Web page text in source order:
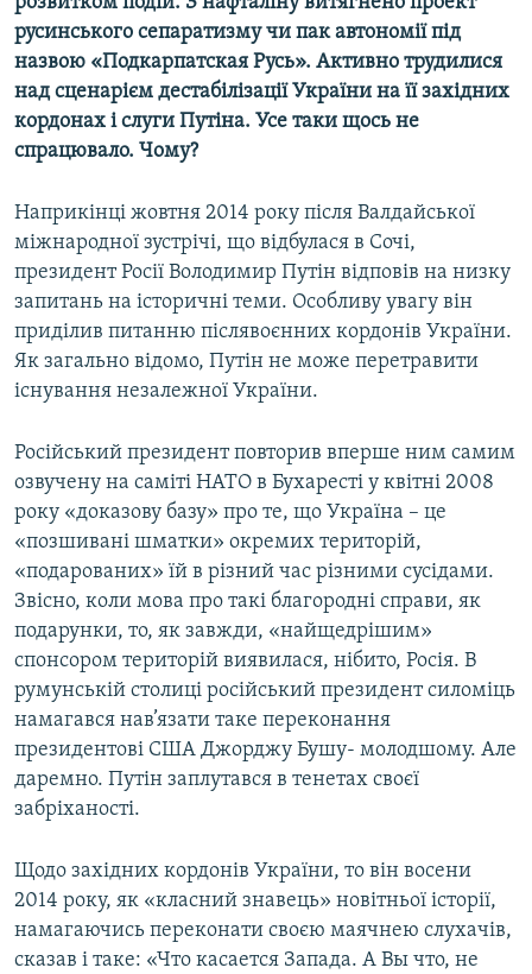
русинського сепаратизму чи пак автономії під
назвою «Подкарпатская Русь». Активно трудилися
над сценарієм дестабілізації України на її західних
кордонах і слуги Путіна. Усе таки щось не
спрацювало. Чому?
Наприкінці жовтня 2014 року після Валдайської
міжнародної зустрічі, що відбулася в Сочі,
президент Росії Володимир Путін відповів на низку
запитань на історичні теми. Особливу увагу він
приділив питанню післявоєнних кордонів України.
Як загально відомо, Путін не може перетравити
існування незалежної України.
Російський президент повторив вперше ним самим
озвучену на саміті НАТО в Бухаресті у квітні 2008
року «доказову базу» про те, що Україна – це
«позшивані шматки» окремих територій,
«подарованих» їй в різний час різними сусідами.
Звісно, коли мова про такі благородні справи, як
подарунки, то, як завжди, «найщедрішим»
спонсором територій виявилася, нібито, Росія. В
румунській столиці російський президент силоміць
намагався нав’язати таке переконання
президентові США Джорджу Бушу- молодшому. Але
даремно. Путін заплутався в тенетах своєї
забріханості.
Щодо західних кордонів України, то він восени
2014 року, як «класний знавець» новітньої історії,
намагаючись переконати своєю маячнею слухачів,
сказав і таке: «Что касается Запада. А Вы что, не